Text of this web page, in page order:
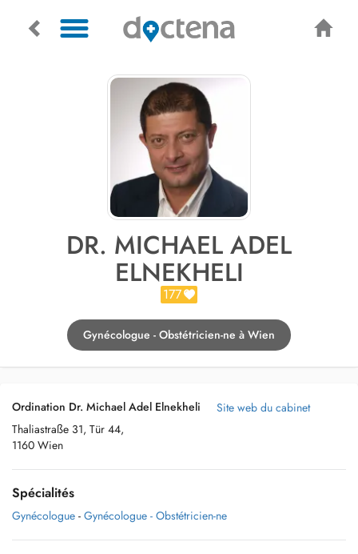
DR. MICHAEL ADEL
ELNEKHELI
177
Gynécologue - Obstétricien-ne à Wien
Ordination Dr. Michael Adel Elnekheli
Thaliastraße 31, Tür 44,
1160 Wien
Site web du cabinet
Spécialités
Gynécologue - Gynécologue - Obstétricien-ne